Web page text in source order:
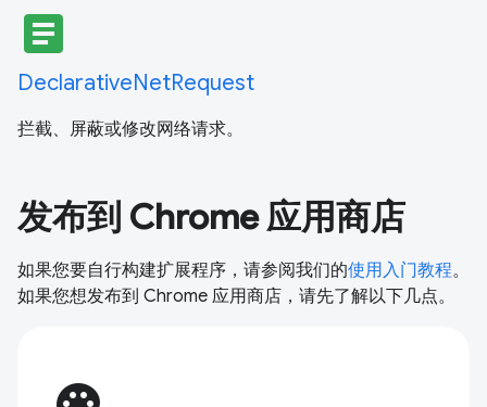
article
DeclarativeNetRequest
拦截、屏蔽或修改网络请求。
发布到 Chrome 应用商店
如果您要自行构建扩展程序，请参阅我们的使用入门教程。
如果您想发布到 Chrome 应用商店，请先了解以下几点。